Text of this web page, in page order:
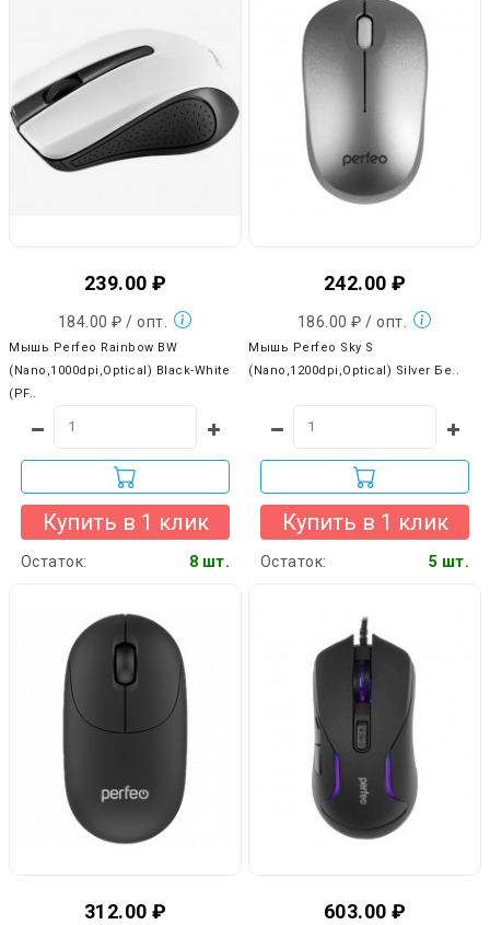
239.00 ₽
184.00 ₽ / опт.
Мышь Perfeo Rainbow BW
(Nano,1000dpi,Optical) Black-White
(PF..
Купить в 1 клик
Остаток: 8 шт.
242.00 ₽
186.00 ₽ / опт.
Мышь Perfeo Sky S
(Nano,1200dpi,Optical) Silver Бе..
Купить в 1 клик
Остаток: 5 шт.
312.00 ₽ 603.00 ₽